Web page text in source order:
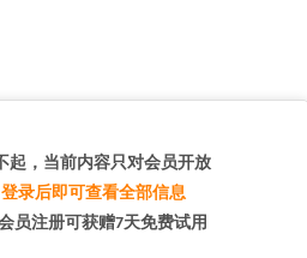
起，当前内容只对会员开放
登录后即可查看全部信息
员注册可获赠7天免费试用